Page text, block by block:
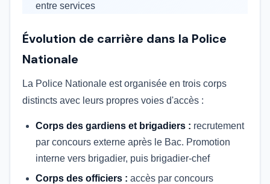
entre services
Évolution de carrière dans la Police
Nationale
La Police Nationale est organisée en trois corps
distincts avec leurs propres voies d'accès :
Corps des gardiens et brigadiers : recrutement
par concours externe après le Bac. Promotion
interne vers brigadier, puis brigadier-chef
Corps des officiers : accès par concours